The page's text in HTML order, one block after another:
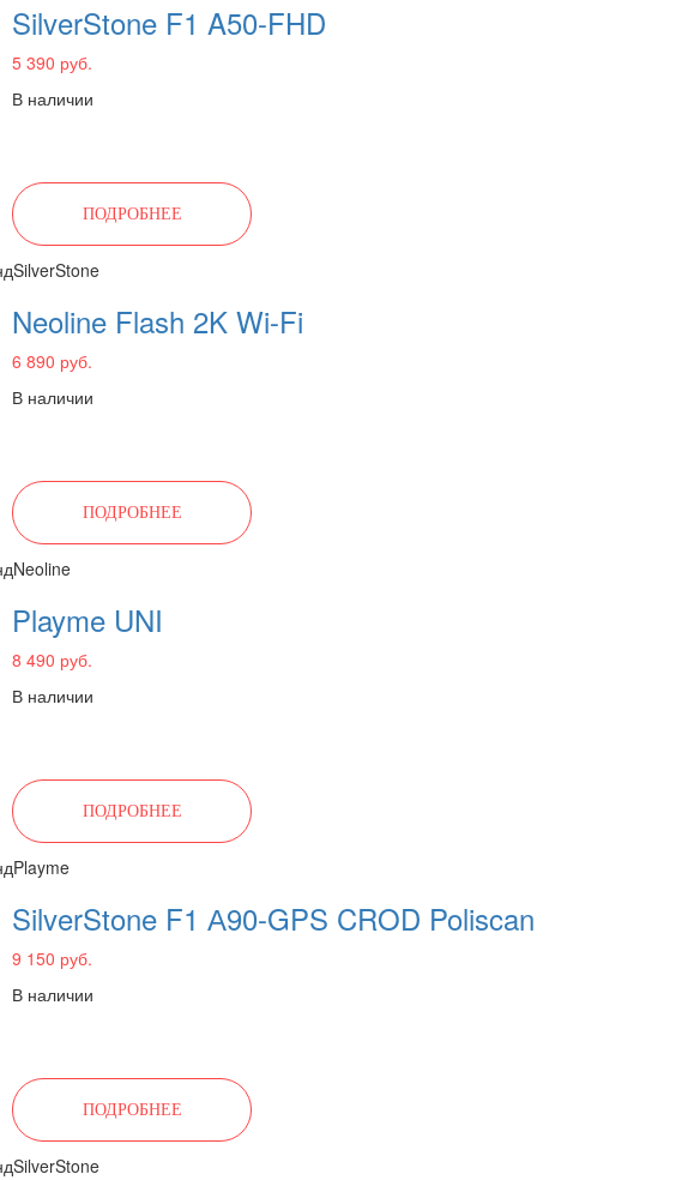
SilverStone F1 A50-FHD
5 390 руб.
В наличии
ПОДРОБНЕЕ
SilverStone
Neoline Flash 2K Wi-Fi
6 890 руб.
В наличии
ПОДРОБНЕЕ
Neoline
Playme UNI
8 490 руб.
В наличии
ПОДРОБНЕЕ
Playme
SilverStone F1 А90-GPS CROD Poliscan
9 150 руб.
В наличии
ПОДРОБНЕЕ
SilverStone